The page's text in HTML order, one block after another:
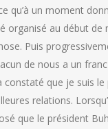
qu’à un moment
organisé au début
Puis
de nous a un
constaté que je suis le
relations.
que le président